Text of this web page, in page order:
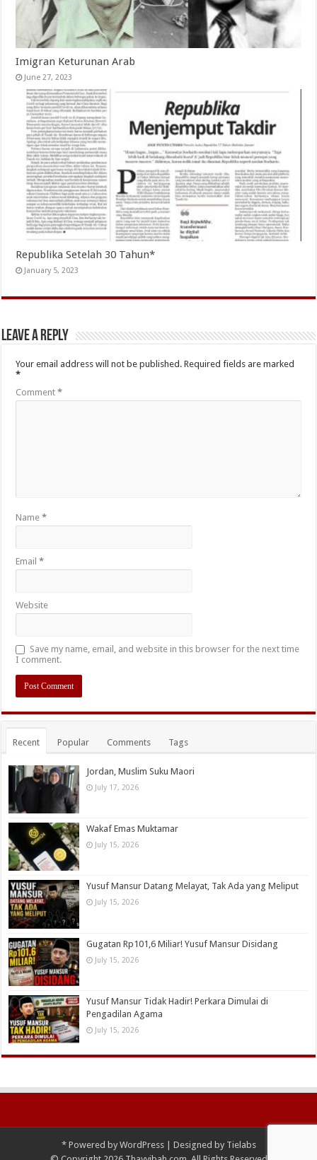
Imigran Keturunan Arab
June 27, 2023
Republika Setelah 30 Tahun*
January 5, 2023
Leave a Reply
Your email address will not be published. Required fields are marked
*
Comment*
Name*
Email*
Website
Save my name, email, and website in this browser for the next time
I comment.
Recent Popular Comments Tags
Jordan, Muslim Suku Maori
July 17, 2026
Wakaf Emas Muktamar
July 15, 2026
Yusuf Mansur Datang Melayat, Tak Ada yang Meliput
July 15, 2026
Gugatan Rp101,6 Miliar! Yusuf Mansur Disidang
July 15, 2026
Yusuf Mansur Tidak Hadir! Perkara Dimulai di
Pengadilan Agama
July 15, 2026
*Powered by WordPress| Designed by Tielabs